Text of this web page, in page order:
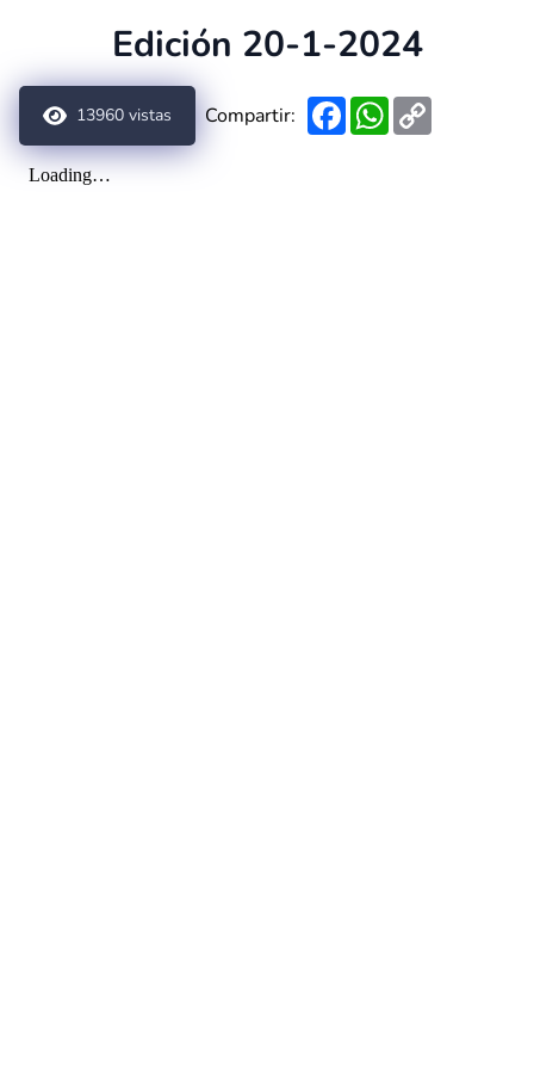
Edición 20-1-2024
13960 vistas Compartir: FacebookWhatsApp